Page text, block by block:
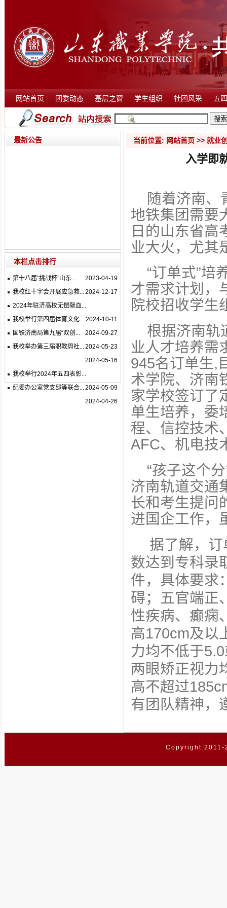
网站首页 团委动态 基层之窗 学生组织 社团风采 五
最新公告
本栏点击排行
第十八届“挑战杯”山东...
2023-04-19
我校红十字会开展应急救...2024-12-17
2024年驻济高校无偿献血...
2024-10-11
我校举行第四届体育文化...
2024-09-27
国铁济南局第九届“双创...
2024-05-23
我校举办第三届职教周社...
2024-05-16
我校举行2024年五四表彰...
2024-05-09
纪委办公室党支部等联合...
2024-04-26
当前位置: 网站首页 >> 就业
入学即
随着济南、
地铁集团需要
日的山东省高
业大火，尤其
“订单式”培
才需求计划，
院校招收学生
根据济南轨
业人才培养需
945名订单生,
术学院、济南
家学校签订了
单生培养，委
程、信控技术
AFC、机电技
“孩子这个
济南轨道交通
长和考生提问
进国企工作，
据了解，
数达到专科录
件，具体要求
碍；五官端正
性疾病、癫痫
高170cm及以
力均不低于
两眼矫正视力
高不超过
有团队精神，
Copyright 2011-